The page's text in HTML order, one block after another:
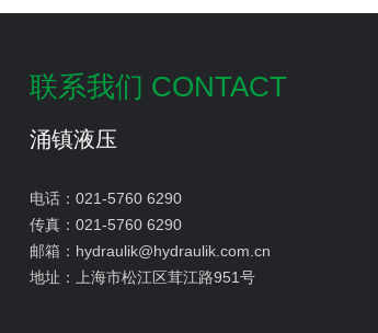
联系我们 CONTACT
涌镇液压
电话： 021-5760 6290
传真： 021-5760 6290
邮箱： hydraulik@hydraulik.com.cn
地址：
上海市松江区茸江路951号